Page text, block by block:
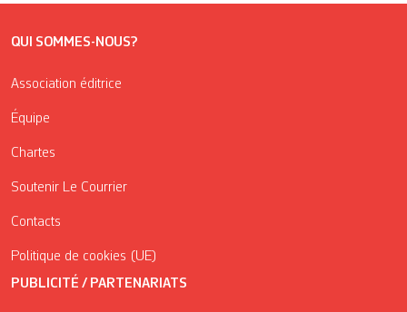
QUI SOMMES-NOUS?
Association éditrice
Équipe
Chartes
Soutenir Le Courrier
Contacts
Politique de cookies (UE)
PUBLICITÉ / PARTENARIATS